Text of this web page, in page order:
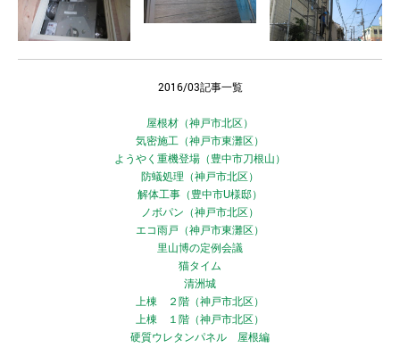
2016/03記事一覧
屋根材（神戸市北区）
気密施工（神戸市東灘区）
ようやく重機登場（豊中市刀根山）
防蟻処理（神戸市北区）
解体工事（豊中市U様邸）
ノボパン（神戸市北区）
エコ雨戸（神戸市東灘区）
里山博の定例会議
猫タイム
清洲城
上棟 ２階（神戸市北区）
上棟 １階（神戸市北区）
硬質ウレタンパネル 屋根編